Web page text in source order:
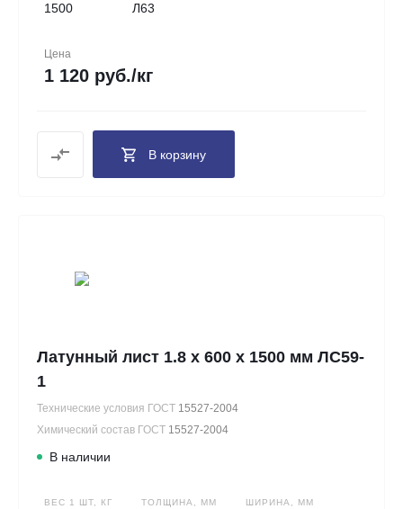
1500 Л63
Цена
1 120 руб./кг
В корзину
Латунный лист 1.8 х 600 х 1500 мм ЛС59-
1
Технические условия ГОСТ 15527-2004
Химический состав ГОСТ 15527-2004
В наличии
ВЕС 1 ШТ, КГ ТОЛЩИНА, ММ ШИРИНА, ММ